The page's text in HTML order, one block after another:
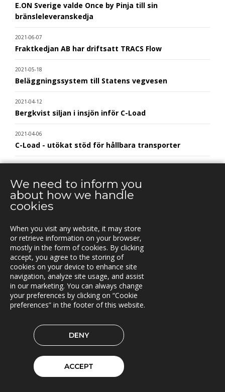
E.ON Sverige valde Once by Pinja till sin
bränsleleveranskedja
2021-06-07
Fraktkedjan AB har driftsatt TRACS Flow
2021-05-18
Beläggningssystem till Statens vegvesen
2021-04-12
Bergkvist siljan i insjön inför C-Load
2021-04-06
C-Load - utökat stöd för hållbara transporter
2021-03-29
TRACS Flow i drift hos Söderhamns LBC
2021-03-15
Kunderna nöjda med Triona
2021-03-08
Ny version av TRACS Flow
2021-02-26
Webinar med RoadCloud
2021-02-24
Nya lokaler i Oslo
2021-01-29
En attraktiv arbetsgivare!
2021-01-11
Triona expanderar i Göteborg
We need to inform you
about how we handle
cookies
When you visit any website, it may store
or retrieve information on your browser,
mostly in the form of cookies. By clicking
accept, you agree to the storing of
cookies on your device to enhance site
navigation, analyze site usage, and assist
in our marketing. You can always change
your preferences by clicking on “Cookie
preferences” in the footer of this website.
DENY
ACCEPT